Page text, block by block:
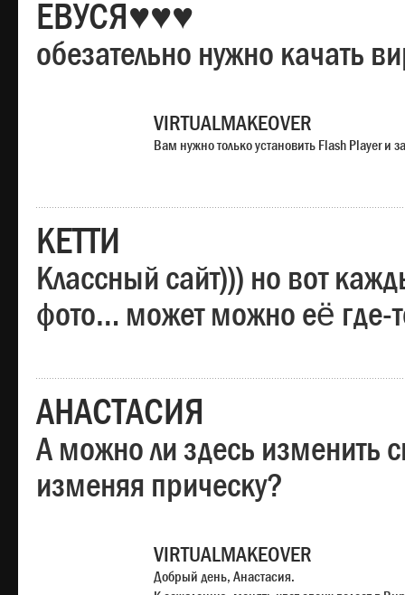
ЕВУСЯ♥♥♥
обезательно нужно качать
VIRTUALMAKEOVER
Вам нужно только установить Flash Player и
КЕТТИ
Классный сайт))) но вот
фото… может можно её где-
АНАСТАСИЯ
А можно ли здесь изменить
изменяя прическу?
VIRTUALMAKEOVER
Добрый день, Анастасия.